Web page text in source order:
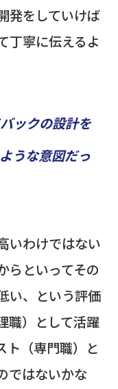
発をしていけば
丁寧に伝えるよ
ックの設計を
うな意図だっ
いわけではない
らといってその
い、という評価
職）として活躍
ト（専門職）と
ではないかな